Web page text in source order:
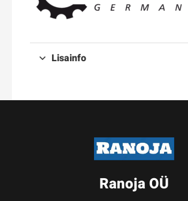
Lisainfo
Ranoja OÜ